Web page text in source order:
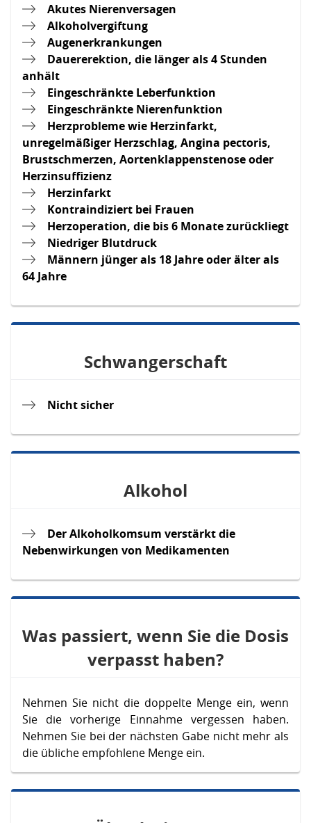
Akutes Nierenversagen
Alkoholvergiftung
Augenerkrankungen
Dauererektion, die länger als 4 Stunden
anhält
Eingeschränkte Leberfunktion
Eingeschränkte Nierenfunktion
Herzprobleme wie Herzinfarkt,
unregelmäßiger Herzschlag, Angina pectoris,
Brustschmerzen, Aortenklappenstenose oder
Herzinsuffizienz
Herzinfarkt
Kontraindiziert bei Frauen
Herzoperation, die bis 6 Monate zurückliegt
Niedriger Blutdruck
Männern jünger als 18 Jahre oder älter als
64 Jahre
Schwangerschaft
Nicht sicher
Alkohol
Der Alkoholkomsum verstärkt die
Nebenwirkungen von Medikamenten
Was passiert, wenn Sie die Dosis
verpasst haben?
Nehmen Sie nicht die doppelte Menge ein, wenn
Sie die vorherige Einnahme vergessen haben.
Nehmen Sie bei der nächsten Gabe nicht mehr als
die übliche empfohlene Menge ein.